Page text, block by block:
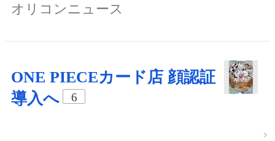
オリコンニュース
ONE PIECEカード店 顔認証
導入へ
6